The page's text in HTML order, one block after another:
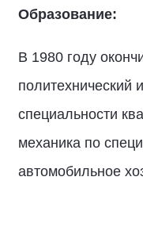
Образование:
В 1980 году
политехнический
специальности
механика по
автомобильное